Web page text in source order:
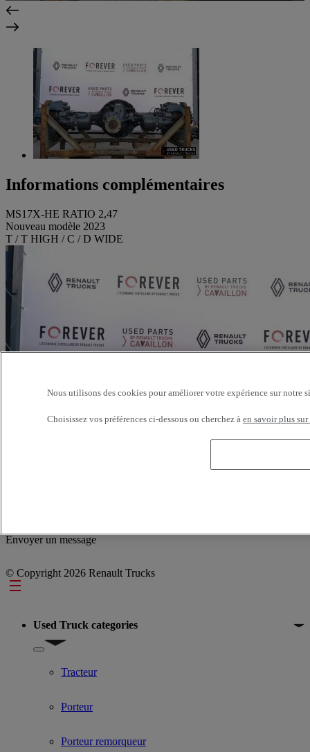
Informations complémentaires
MS17X-HE RATIO 2,47
Nouveau modèle 2023
T / T HIGH / C / D WIDE
Envoyer un message
© Copyright 2026 Renault Trucks
Footer
Used Truck categories
Show submenu for Used Truck categories
Tracteur
Porteur
Porteur remorqueur
Nous utilisons des cookies pour améliorer votre expérience sur notre
Choisissez vos préférences ci-dessous ou cherchez à en savoir plus